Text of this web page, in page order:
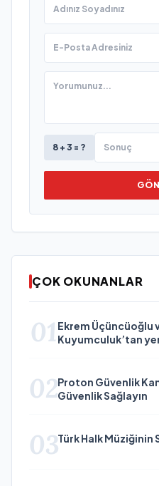
8 + 3 = ?
ÇOK OKUNANLAR
01 Ekrem Üçüncüoğlu
Kuyumculuk’tan
02Proton Güvenlik
Güvenlik Sağlayın
03Türk Halk Müziğinin